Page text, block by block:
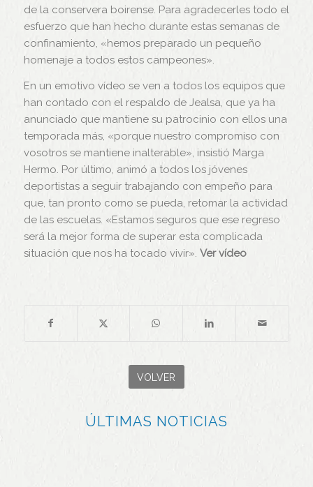
de la conservera boirense. Para agradecerles todo el
esfuerzo que han hecho durante estas semanas de
confinamiento, «hemos preparado un pequeño
homenaje a todos estos campeones».
En un emotivo vídeo se ven a todos los equipos que
han contado con el respaldo de Jealsa, que ya ha
anunciado que mantiene su patrocinio con ellos una
temporada más, «porque nuestro compromiso con
vosotros se mantiene inalterable», insistió Marga
Hermo. Por último, animó a todos los jóvenes
deportistas a seguir trabajando con empeño para
que, tan pronto como se pueda, retomar la actividad
de las escuelas. «Estamos seguros que ese regreso
será la mejor forma de superar esta complicada
situación que nos ha tocado vivir». Ver vídeo
VOLVER
ÚLTIMAS NOTICIAS